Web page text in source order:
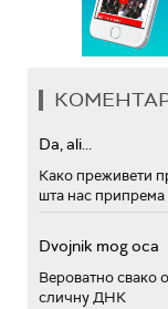
Da, ali...
Како преживети
шта нас
Dvojnik mog oca
Вероватно свако
сличну ДНК